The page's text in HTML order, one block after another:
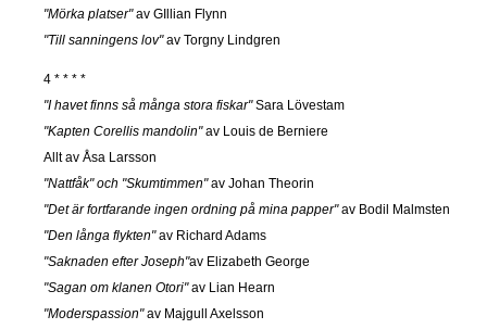
"Mörka platser"av GIllian Flynn
"Till sanningens lov"av Torgny Lindgren
4 * * * *
"I havet finns så många stora fiskar"Sara Lövestam
"Kapten Corellis mandolin"av Louis de Berniere
Allt av Åsa Larsson
"Nattfåk" och "Skumtimmen"av Johan Theorin
"Det är fortfarande ingen ordning på mina papper"av Bodil Malmsten
"Den långa flykten"av Richard Adams
"Saknaden efter Joseph"av Elizabeth George
"Sagan om klanen Otori"av Lian Hearn
"Moderspassion"av Majgull Axelsson